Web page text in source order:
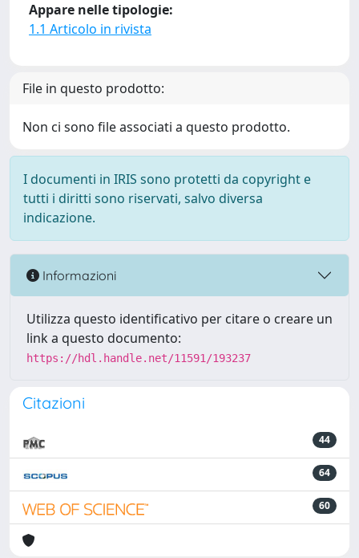
Appare nelle tipologie:
1.1 Articolo in rivista
File in questo prodotto:
Non ci sono file associati a questo prodotto.
I documenti in IRIS sono protetti da copyright e
tutti i diritti sono riservati, salvo diversa
indicazione.
Informazioni
Utilizza questo identificativo per citare o creare un
link a questo documento:
https://hdl.handle.net/11591/193237
Citazioni
44
64
60